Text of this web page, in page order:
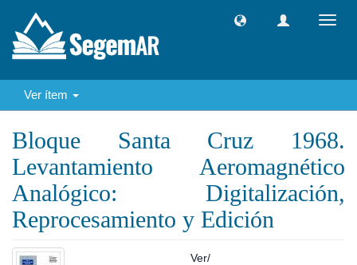
Ver ítem
Bloque Santa Cruz 1968.
Levantamiento Aeromagnético
Analógico: Digitalización,
Reprocesamiento y Edición
Ver/